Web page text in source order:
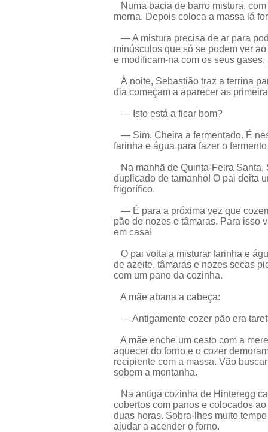
Numa bacia de barro mistura,
morna. Depois coloca a massa lá
— A mistura precisa de ar para
minúsculos que só se podem ver
e modificam-na com os seus
À noite, Sebastião traz a terrina
dia começam a aparecer as
— Isto está a ficar bom?
— Sim. Cheira a fermentado. É
farinha e água para fazer o
Na manhã de Quinta-Feira Santa,
duplicado de tamanho! O pai deita
frigorífico.
— É para a próxima vez que
pão de nozes e tâmaras. Para isso
em casa!
O pai volta a misturar farinha e
de azeite, tâmaras e nozes secas
com um pano da cozinha.
A mãe abana a cabeça:
— Antigamente cozer pão era
A mãe enche um cesto com a
aquecer do forno e o cozer
recipiente com a massa. Vão
sobem a montanha.
Na antiga cozinha de Hinteregg
cobertos com panos e colocados
duas horas. Sobra-lhes muito
ajudar a acender o forno.